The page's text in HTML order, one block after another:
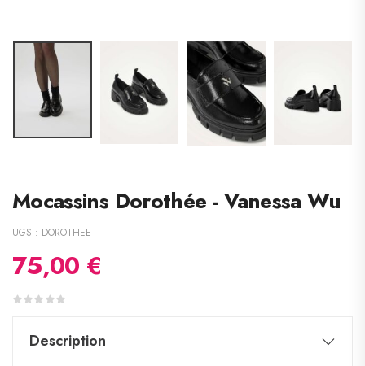
Mocassins Dorothée - Vanessa Wu
UGS : DOROTHEE
75,00 €
Description